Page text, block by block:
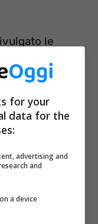
le
per la
di un tipo di
cioè Tofu alle
for your
data for the
advertising and
and
a device